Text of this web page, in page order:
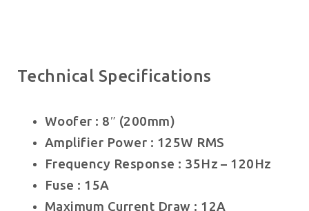
Technical Specifications
Woofer : 8″ (200mm)
Amplifier Power : 125W RMS
Frequency Response : 35Hz – 120Hz
Fuse : 15A
Maximum Current Draw : 12A